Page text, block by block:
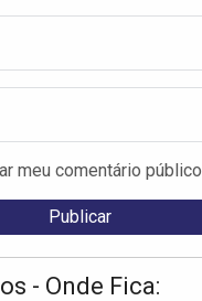
meu comentário público
- Onde Fica: